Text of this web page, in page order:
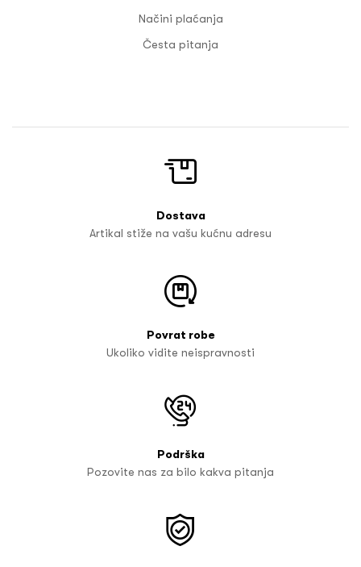
Načini plaćanja
Česta pitanja
Dostava
Artikal stiže na vašu kućnu adresu
Povrat robe
Ukoliko vidite neispravnosti
Podrška
Pozovite nas za bilo kakva pitanja